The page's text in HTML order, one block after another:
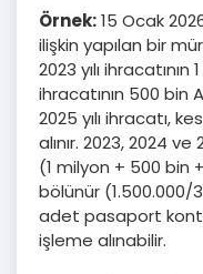
Örnek:15 Ocak
ilişkin yapılan bir
2023 yılı ihracatının
ihracatının 500 bin
2025 yılı ihracatı,
alınır. 2023, 2024
(1 milyon + 500 bin
bölünür
adet pasaport
işleme alınabilir.